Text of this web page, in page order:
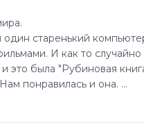
один старенький
И как то случайно
это была "Рубиновая
понравилась и она.
была из тех детей что не